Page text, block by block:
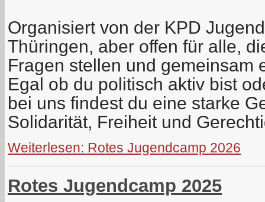
Organisiert von der KPD
Thüringen, aber offen für alle,
Fragen stellen und gemeinsam
Egal ob du politisch aktiv bist
bei uns findest du eine starke
Solidarität, Freiheit und
Weiterlesen: Rotes Jugendcamp 2026
Rotes Jugendcamp 2025